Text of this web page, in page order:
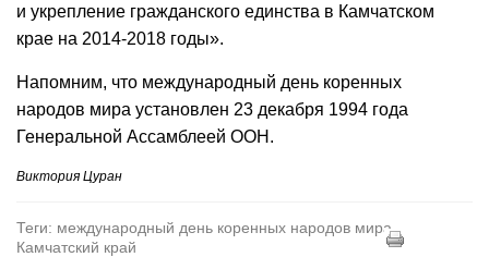
и укрепление гражданского единства в Камчатском
крае на 2014-2018 годы».
Напомним, что международный день коренных
народов мира установлен 23 декабря 1994 года
Генеральной Ассамблеей ООН.
Виктория Цуран
Теги: международный день коренных народов мира,
Камчатский край